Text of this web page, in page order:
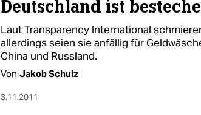
Deutschland ist
Laut Transparency International
allerdings seien sie anfällig für
China und Russland.
Von Jakob Schulz
3.11.2011